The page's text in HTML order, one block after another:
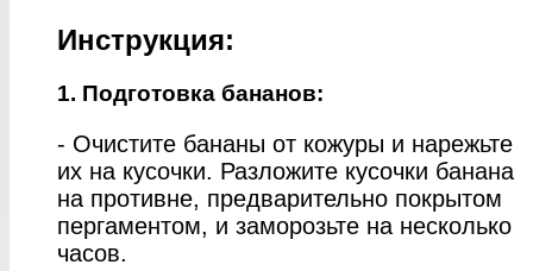
Инструкция:
1. Подготовка бананов:
- Очистите бананы от кожуры и нарежьте
их на кусочки. Разложите кусочки банана
на противне, предварительно покрытом
пергаментом, и заморозьте на несколько
часов.